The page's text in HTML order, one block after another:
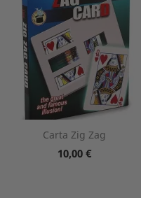
Carta Zig Zag
Precio
10,00 €